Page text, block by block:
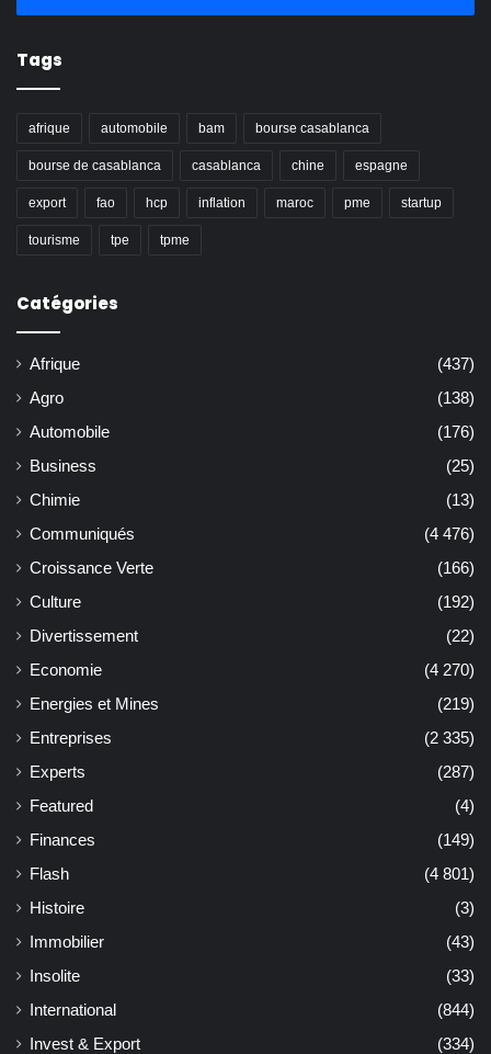
Tags
afrique automobile bam bourse casablanca
bourse de casablanca casablanca chine espagne
export fao hcp inflation maroc pme startup
tourisme tpe tpme
Catégories
Afrique
(437)
Agro
(138)
Automobile
(176)
Business
(25)
Chimie
(13)
Communiqués
(4 476)
Croissance Verte
(166)
Culture
(192)
Divertissement
(22)
Economie
(4 270)
Energies et Mines
(219)
Entreprises
(2 335)
Experts
(287)
Featured
(4)
Finances
(149)
Flash
(4 801)
Histoire
(3)
Immobilier
(43)
Insolite
(33)
International
(844)
Invest & Export
(334)